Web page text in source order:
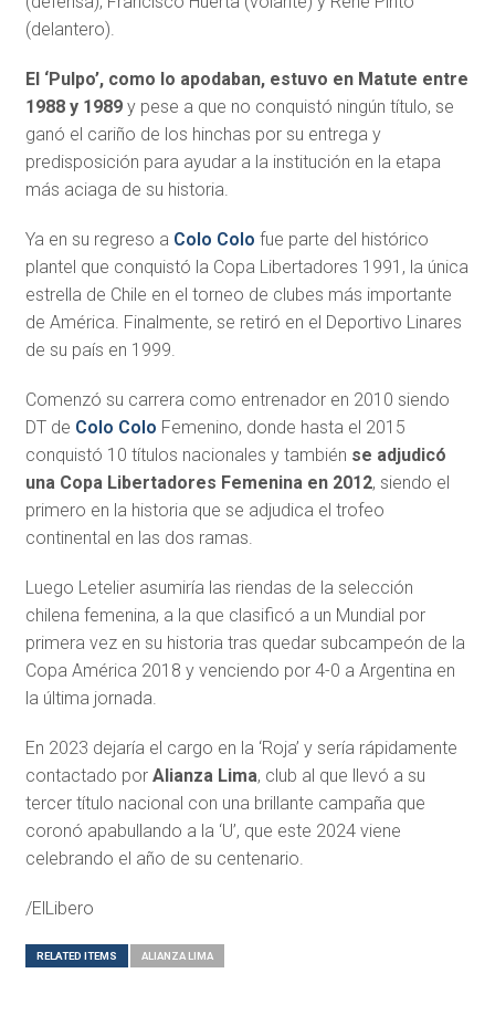
(delantero).
El ‘Pulpo’, como lo apodaban, estuvo en Matute entre
1988 y 1989y pese a que no conquistó ningún título, se
ganó el cariño de los hinchas por su entrega y
predisposición para ayudar a la institución en la etapa
más aciaga de su historia.
Ya en su regreso a Colo Colo fue parte del histórico
plantel que conquistó la Copa Libertadores 1991, la única
estrella de Chile en el torneo de clubes más importante
de América. Finalmente, se retiró en el Deportivo Linares
de su país en 1999.
Comenzó su carrera como entrenador en 2010 siendo
DT de Colo Colo Femenino, donde hasta el 2015
conquistó 10 títulos nacionales y también se adjudicó
una Copa Libertadores Femenina en 2012, siendo el
primero en la historia que se adjudica el trofeo
continental en las dos ramas.
Luego Letelier asumiría las riendas de la selección
chilena femenina, a la que clasificó a un Mundial por
primera vez en su historia tras quedar subcampeón de la
Copa América 2018 y venciendo por 4-0 a Argentina en
la última jornada.
En 2023 dejaría el cargo en la ‘Roja’ y sería rápidamente
contactado por Alianza Lima, club al que llevó a su
tercer título nacional con una brillante campaña que
coronó apabullando a la ‘U’, que este 2024 viene
celebrando el año de su centenario.
/ElLibero
RELATED ITEMS ALIANZA LIMA